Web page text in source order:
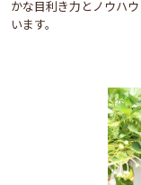
かな目利き力とノウハ
います。